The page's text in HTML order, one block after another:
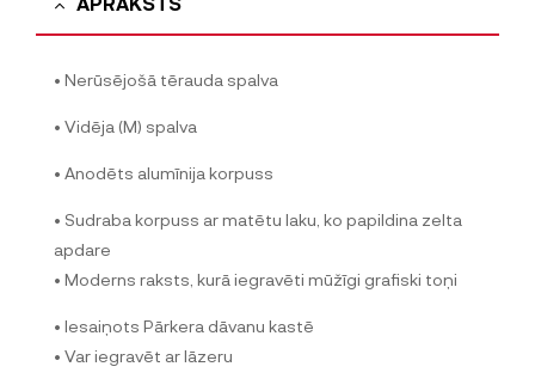
• Nerūsējošā tērauda spalva
• Vidēja (M) spalva
• Anodēts alumīnija korpuss
• Sudraba korpuss ar matētu laku, ko papildina zelta
apdare
• Moderns raksts, kurā iegravēti mūžīgi grafiski toņi
• Iesaiņots Pārkera dāvanu kastē
• Var iegravēt ar lāzeru